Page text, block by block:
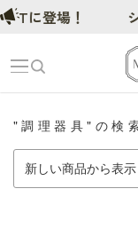
"調理器具"の検
に登場！